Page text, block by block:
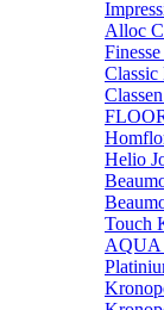
Alloc
Finesse
Classic
Helio
Touch
AQUA